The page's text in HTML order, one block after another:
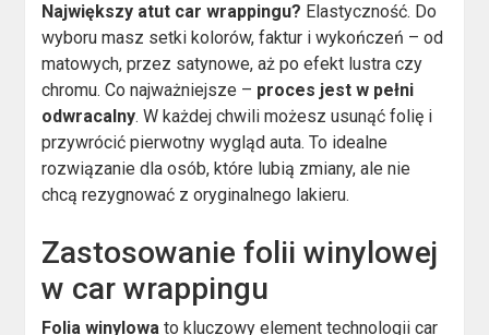
Największy atut car wrappingu? Elastyczność. Do
wyboru masz setki kolorów, faktur i wykończeń – od
matowych, przez satynowe, aż po efekt lustra czy
chromu. Co najważniejsze – proces jest w pełni
odwracalny. W każdej chwili możesz usunąć folię i
przywrócić pierwotny wygląd auta. To idealne
rozwiązanie dla osób, które lubią zmiany, ale nie
chcą rezygnować z oryginalnego lakieru.
Zastosowanie folii winylowej
w car wrappingu
Folia winylowa to kluczowy element technologii car